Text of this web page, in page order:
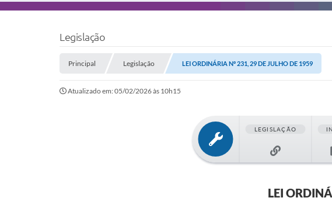
Legislação
Principal Legislação LEI ORDINÁRIA Nº 231, 29 DE JULHO DE 1959
Atualizado em: 05/02/2026 às 10h15
LEGISLAÇÃO
LEI